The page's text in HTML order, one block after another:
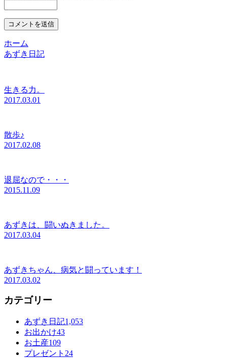
ホーム
あずき日記
生きる力。
2017.03.01
散歩♪
2017.02.08
退屈なので・・・
2015.11.09
あずきは、闘いぬきました。
2017.03.04
あずきちゃん、病気と闘っています！
2017.03.02
カテゴリー
あずき日記1,053
お出かけ43
お土産109
プレゼント 24